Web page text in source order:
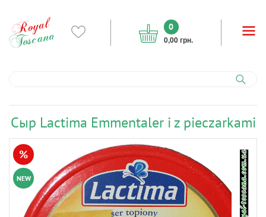
0
0,00 грн.
Cыр Lactima Emmentaler i z pieczarkami
NEW
%